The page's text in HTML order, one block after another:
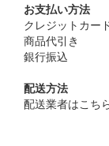
お支払い方法
クレジットカー
商品代引き
銀行振込
配送方法
配送業者はこち